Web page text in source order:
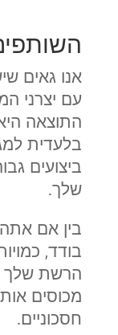
אנו גאים
התוצאה
בלעדית
ביצועים
שלך.
בין אם
בודד,
הרשת שלך
מכוסים
חסכוניים.